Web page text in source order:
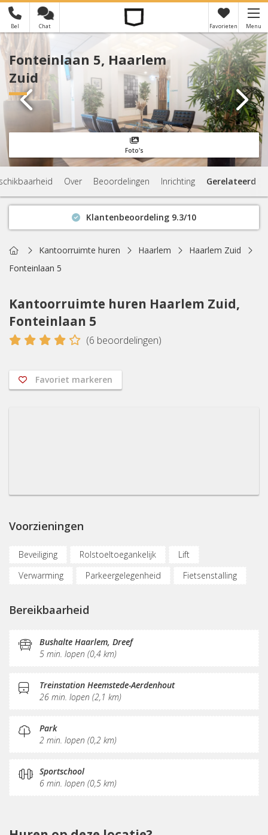
Bel Chat Favorieten Menu
Je hebt nog geen favorieten ×
Fonteinlaan 5, Haarlem
Zuid
Foto's
Over Beoordelingen Inrichting Gerelateerd
Klantenbeoordeling 9.3/10
Actuele beschikbaarheid
HomeKantoorruimte huren Haarlem
Haarlem Zuid
Fonteinlaan 5
Kantoorruimte huren Haarlem Zuid,
Fonteinlaan 5
4 (6 beoordelingen)
Favoriet markeren
Voorzieningen
Beveiliging Rolstoeltoegankelijk
Lift
Verwarming
Parkeergelegenheid
Fietsenstalling
Glasvezel
KVK-inschrijving
Pantry
Postverwerking
Bereikbaarheid
Bushalte Haarlem, Dreef
5 min. lopen (0,4 km)
Treinstation Heemstede-Aerdenhout
26 min. lopen (2,1 km)
Park
2 min. lopen (0,2 km)
Sportschool
6 min. lopen (0,5 km)